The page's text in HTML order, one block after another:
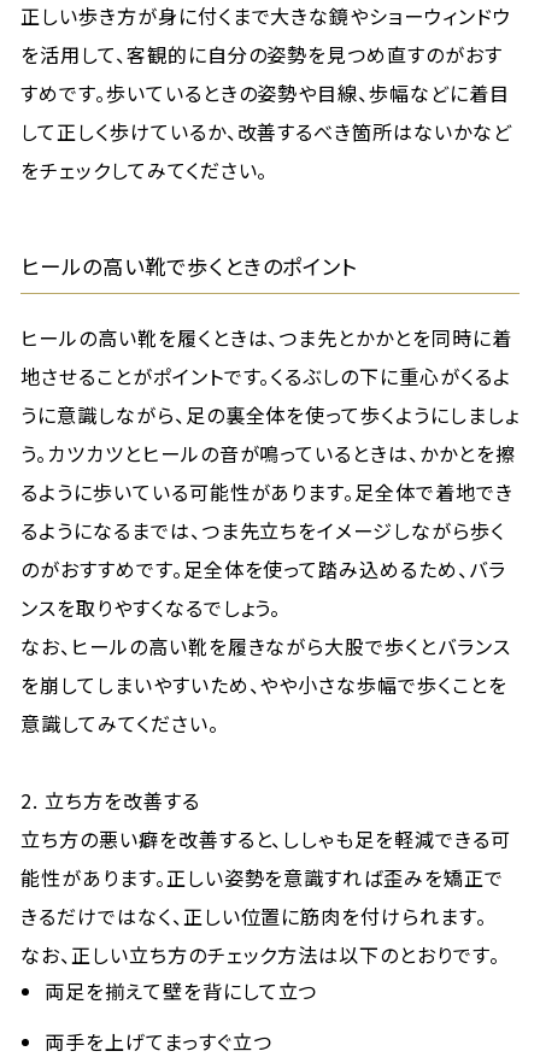
正しい歩き方が身に付くまで大きな鏡やショーウィンドウ
を活用して、客観的に自分の姿勢を見つめ直すのがおす
すめです。歩いているときの姿勢や目線、歩幅などに着目
して正しく歩けているか、改善するべき箇所はないかなど
をチェックしてみてください。
ヒールの高い靴で歩くときのポイント
ヒールの高い靴を履くときは、つま先とかかとを同時に着
地させることがポイントです。くるぶしの下に重心がくるよ
うに意識しながら、足の裏全体を使って歩くようにしましょ
う。カツカツとヒールの音が鳴っているときは、かかとを擦
るように歩いている可能性があります。足全体で着地でき
るようになるまでは、つま先立ちをイメージしながら歩く
のがおすすめです。足全体を使って踏み込めるため、バラ
ンスを取りやすくなるでしょう。
なお、ヒールの高い靴を履きながら大股で歩くとバランス
を崩してしまいやすいため、やや小さな歩幅で歩くことを
意識してみてください。
2. 立ち方を改善する
立ち方の悪い癖を改善すると、ししゃも足を軽減できる可
能性があります。正しい姿勢を意識すれば歪みを矯正で
きるだけではなく、正しい位置に筋肉を付けられます。
なお、正しい立ち方のチェック方法は以下のとおりです。
両足を揃えて壁を背にして立つ
両手を上げてまっすぐ立つ